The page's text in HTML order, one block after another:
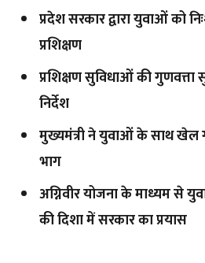
प्रदेश सरकार द्वारा युवाओं को
प्रशिक्षण
प्रशिक्षण सुविधाओं की गुणवत्ता
निर्देश
मुख्यमंत्री ने युवाओं के साथ खेल
भाग
अग्निवीर योजना के माध्यम से
की दिशा में सरकार का प्रयास